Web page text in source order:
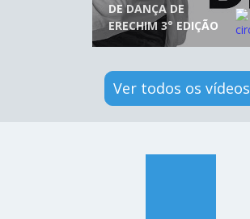
DE DANÇA DE
ERECHIM 3° EDIÇÃO
Ver todos os vídeos